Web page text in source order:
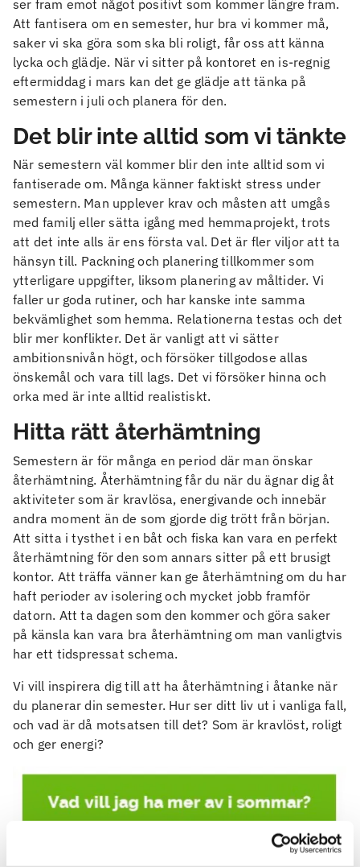
ser fram emot något positivt som kommer längre fram.
Att fantisera om en semester, hur bra vi kommer må,
saker vi ska göra som ska bli roligt, får oss att känna
lycka och glädje. När vi sitter på kontoret en is-regnig
eftermiddag i mars kan det ge glädje att tänka på
semestern i juli och planera för den.
Det blir inte alltid som vi tänkte
När semestern väl kommer blir den inte alltid som vi
fantiserade om. Många känner faktiskt stress under
semestern. Man upplever krav och måsten att umgås
med familj eller sätta igång med hemmaprojekt, trots
att det inte alls är ens första val. Det är fler viljor att ta
hänsyn till. Packning och planering tillkommer som
ytterligare uppgifter, liksom planering av måltider. Vi
faller ur goda rutiner, och har kanske inte samma
bekvämlighet som hemma. Relationerna testas och det
blir mer konflikter. Det är vanligt att vi sätter
ambitionsnivån högt, och försöker tillgodose allas
önskemål och vara till lags. Det vi försöker hinna och
orka med är inte alltid realistiskt.
Hitta rätt återhämtning
Semestern är för många en period där man önskar
återhämtning. Återhämtning får du när du ägnar dig åt
aktiviteter som är kravlösa, energivande och innebär
andra moment än de som gjorde dig trött från början.
Att sitta i tysthet i en båt och fiska kan vara en perfekt
återhämtning för den som annars sitter på ett brusigt
kontor. Att träffa vänner kan ge återhämtning om du har
haft perioder av isolering och mycket jobb framför
datorn. Att ta dagen som den kommer och göra saker
på känsla kan vara bra återhämtning om man vanligtvis
har ett tidspressat schema.
Vi vill inspirera dig till att ha återhämtning i åtanke när
du planerar din semester. Hur ser ditt liv ut i vanliga fall,
och vad är då motsatsen till det? Som är kravlöst, roligt
och ger energi?